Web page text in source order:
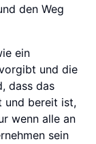
den Weg
ein
und die
dass das
und bereit ist,
wenn alle an
sein